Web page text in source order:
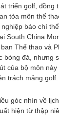
triển golf, đồng
tỏa môn thể
báo chí
South China
Thể thao và
bóng đá, nhưng
của bộ môn
trách mảng golf.
góc nhìn về
hiện từ thập